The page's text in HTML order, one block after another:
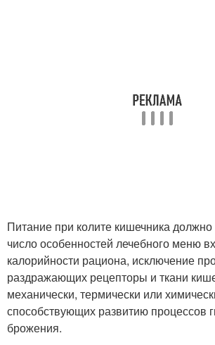
Питание при колите кишечника
число особенностей лечебного меню
калорийности рациона, исключение
раздражающих рецепторы и ткани
механически, термически или
способствующих развитию процессов
брожения.